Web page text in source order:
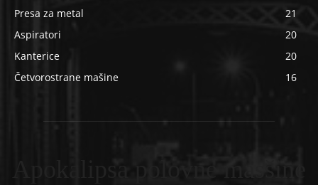
Presa za metal
21
Aspiratori
20
Kanterice
20
Četvorostrane mašine
16
Apokalipsa polovne masšine